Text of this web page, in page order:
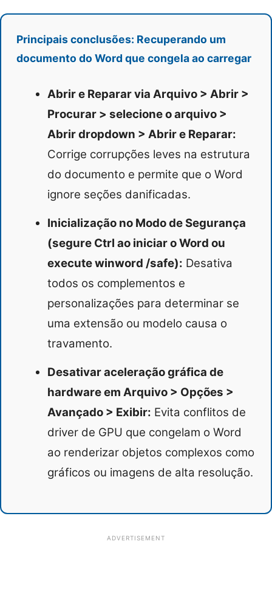
Principais conclusões: Recuperando um
documento do Word que congela ao carregar
Abrir e Reparar via Arquivo > Abrir >
Procurar > selecione o arquivo >
Abrir dropdown > Abrir e Reparar:
Corrige corrupções leves na estrutura
do documento e permite que o Word
ignore seções danificadas.
Inicialização no Modo de Segurança
(segure Ctrl ao iniciar o Word ou
execute winword /safe): Desativa
todos os complementos e
personalizações para determinar se
uma extensão ou modelo causa o
travamento.
Desativar aceleração gráfica de
hardware em Arquivo > Opções >
Avançado > Exibir: Evita conflitos de
driver de GPU que congelam o Word
ao renderizar objetos complexos como
gráficos ou imagens de alta resolução.
ADVERTISEMENT